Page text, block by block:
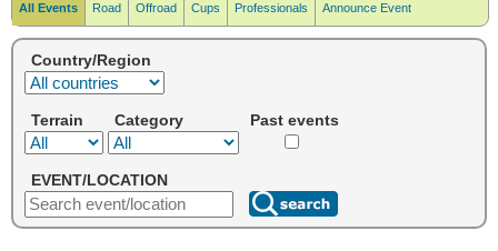
All Events Road Offroad Cups Professionals Announce Event
Country/Region
Terrain Category Past events
EVENT/LOCATION